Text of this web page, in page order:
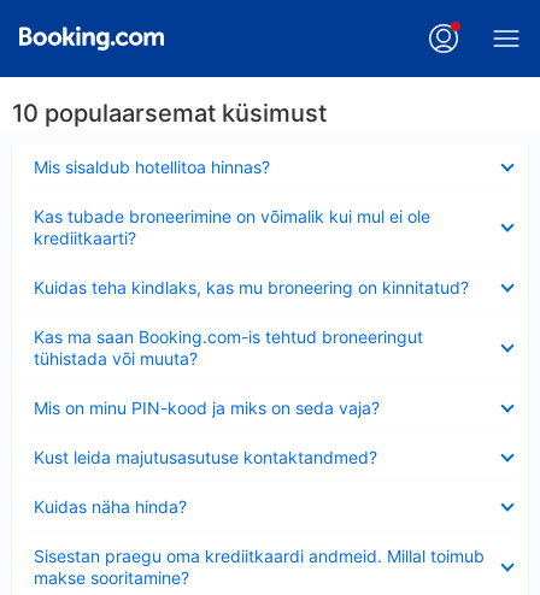
10 populaarsemat küsimust
Mis sisaldub hotellitoa hinnas?
Kas tubade broneerimine on võimalik kui mul ei ole
krediitkaarti?
Kuidas teha kindlaks, kas mu broneering on kinnitatud?
Kas ma saan Booking.com-is tehtud broneeringut
tühistada või muuta?
Mis on minu PIN-kood ja miks on seda vaja?
Kust leida majutusasutuse kontaktandmed?
Kuidas näha hinda?
Sisestan praegu oma krediitkaardi andmeid. Millal toimub
makse sooritamine?